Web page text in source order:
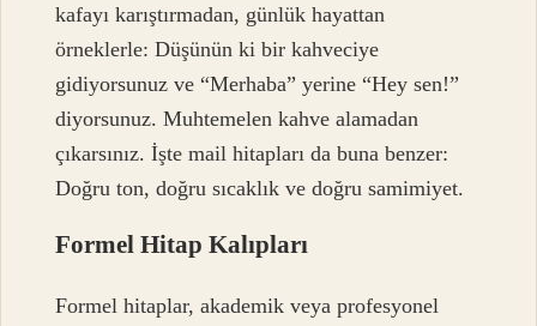
kafayı karıştırmadan, günlük hayattan
örneklerle: Düşünün ki bir kahveciye
gidiyorsunuz ve “Merhaba” yerine “Hey sen!”
diyorsunuz. Muhtemelen kahve alamadan
çıkarsınız. İşte mail hitapları da buna benzer:
Doğru ton, doğru sıcaklık ve doğru samimiyet.
Formel Hitap Kalıpları
Formel hitaplar, akademik veya profesyonel